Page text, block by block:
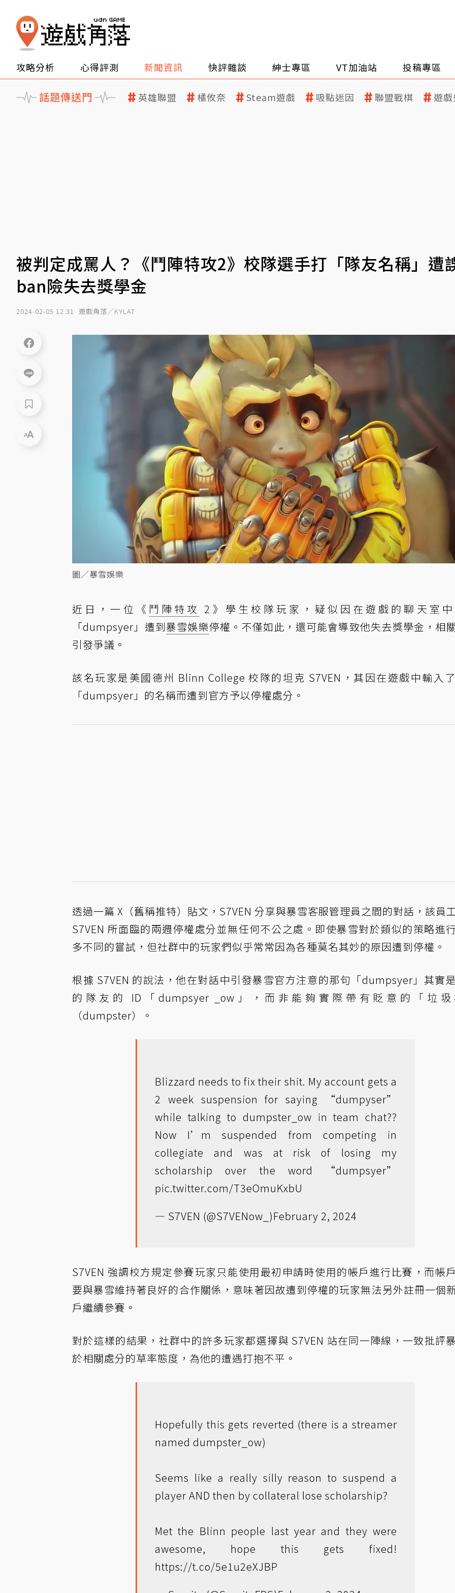
攻略分析 心得評測 新聞資訊 快評雜談 紳士專區 VT加油站 投稿專區
話題傳送門 英雄聯盟 橘攸奈 Steam遊戲 吸點迷因 聯盟戰棋 遊
被判定成罵人？《鬥陣特攻2》校隊選手打「隊友名稱」遭
ban險失去獎學金
2024-02-05 12:31 遊戲角落／KYLAT
圖／暴雪娛樂
近日，一位《 鬥陣特攻 2》學生校隊玩家，疑似因在遊戲的聊天室中
「dumpsyer」遭到暴雪娛樂停權。不僅如此，還可能會導致他失去獎學金，相
引發爭議。
該名玩家是美國德州 Blinn College 校隊的坦克 S7VEN，其因在遊戲中輸入
「dumpsyer」的名稱而遭到官方予以停權處分。
透過一篇 X（舊稱推特）貼文，S7VEN 分享與暴雪客服管理員之間的對話，該員
S7VEN 所面臨的兩週停權處分並無任何不公之處。即使暴雪對於類似的策略進
多不同的嘗試，但社群中的玩家們似乎常常因為各種莫名其妙的原因遭到停權。
根據 S7VEN 的說法，他在對話中引發暴雪官方注意的那句「dumpsyer」其實
的隊友的 ID「dumpsyer _ow」，而非能夠實際帶有貶意的「垃圾
（dumpster）。
Blizzard needs to fix their shit. My account gets a
2 week suspension for saying “dumpyser”
while talking to dumpster_ow in team chat??
Now I’m suspended from competing in
collegiate and was at risk of losing my
scholarship over the word “dumpsyer”
pic.twitter.com/T3eOmuKxbU
— S7VEN (@S7VENow_)February 2, 2024
S7VEN 強調校方規定參賽玩家只能使用最初申請時使用的帳戶進行比賽，而帳
要與暴雪維持著良好的合作關係，意味著因故遭到停權的玩家無法另外註冊一個
戶繼續參賽。
對於這樣的結果，社群中的許多玩家都選擇與 S7VEN 站在同一陣線，一致批評
於相關處分的草率態度，為他的遭遇打抱不平。
Hopefully this gets reverted (there is a streamer
named dumpster_ow)
Seems like a really silly reason to suspend a
player AND then by collateral lose scholarship?
Met the Blinn people last year and they were
awesome, hope this gets fixed!
https://t.co/5e1u2eXJBP